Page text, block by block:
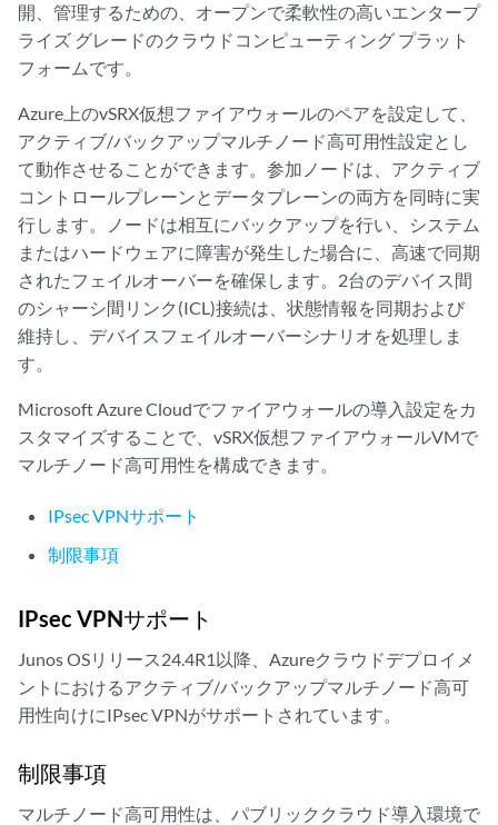
開、管理するための、オープンで柔軟性の高いエンタープ
ライズ グレードのクラウドコンピューティング プラット
フォームです。
Azure上のvSRX仮想ファイアウォールのペアを設定して、
アクティブ/バックアップマルチノード高可用性設定とし
て動作させることができます。参加ノードは、アクティブ
コントロールプレーンとデータプレーンの両方を同時に実
行します。ノードは相互にバックアップを行い、システム
またはハードウェアに障害が発生した場合に、高速で同期
されたフェイルオーバーを確保します。2台のデバイス間
のシャーシ間リンク(ICL)接続は、状態情報を同期および
維持し、デバイスフェイルオーバーシナリオを処理しま
す。
Microsoft Azure Cloudでファイアウォールの導入設定をカ
スタマイズすることで、vSRX仮想ファイアウォールVMで
マルチノード高可用性を構成できます。
IPsec VPNサポート
制限事項
IPsec VPNサポート
Junos OSリリース24.4R1以降、Azureクラウドデプロイメ
ントにおけるアクティブ/バックアップマルチノード高可
用性向けにIPsec VPNがサポートされています。
制限事項
マルチノード高可用性は、パブリッククラウド導入環境で